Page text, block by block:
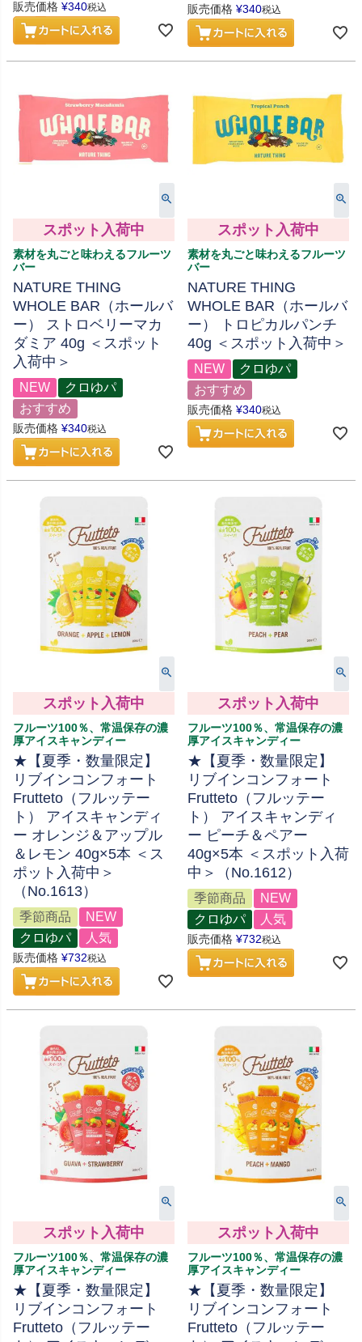
販売価格 ¥340税込 販売価格 ¥340税込
スポット入荷中
素材を丸ごと味わえるフルーツ
バー
NATURE THING
WHOLE BAR（ホールバ
ー） ストロベリーマカ
ダミア 40g ＜スポット
入荷中＞
NEW
クロゆパ
おすすめ
販売価格 ¥340税込
スポット入荷中
素材を丸ごと味わえるフルーツ
バー
NATURE THING
WHOLE BAR（ホールバ
ー） トロピカルパンチ
40g ＜スポット入荷中＞
NEW
クロゆパ
おすすめ
販売価格 ¥340税込
スポット入荷中
フルーツ100％、常温保存の濃
厚アイスキャンディー
★【夏季・数量限定】
リブインコンフォート
Frutteto（フルッテー
ト） アイスキャンディ
ー オレンジ＆アップル
＆レモン 40g×5本 ＜ス
ポット入荷中＞
（No.1613）
季節商品
NEW
クロゆパ
人気
販売価格 ¥732税込
スポット入荷中
フルーツ100％、常温保存の濃
厚アイスキャンディー
★【夏季・数量限定】
リブインコンフォート
Frutteto（フルッテー
ト） アイスキャンディ
ー ピーチ＆ペアー
40g×5本 ＜スポット入荷
中＞（No.1612）
季節商品
NEW
クロゆパ
人気
販売価格 ¥732税込
スポット入荷中
フルーツ100％、常温保存の濃
厚アイスキャンディー
★【夏季・数量限定】
リブインコンフォート
Frutteto（フルッテー
スポット入荷中
フルーツ100％、常温保存の濃
厚アイスキャンディー
★【夏季・数量限定】
リブインコンフォート
Frutteto（フルッテー